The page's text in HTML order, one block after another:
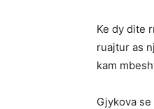
Ke dy dite
ruajtur as
kam
Gjykova